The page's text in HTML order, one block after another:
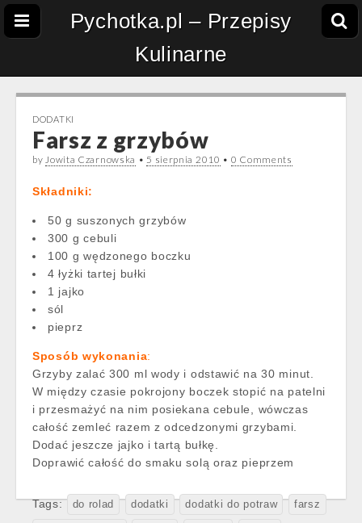
Pychotka.pl – Przepisy
Kulinarne
DODATKI
Farsz z grzybów
byJowita Czarnowska • 5 sierpnia 2010 • 0 Comments
Składniki:
50 g suszonych grzybów
300 g cebuli
100 g wędzonego boczku
4 łyżki tartej bułki
1 jajko
sól
pieprz
Sposób wykonania:
Grzyby zalać 300 ml wody i odstawić na 30 minut.
W między czasie pokrojony boczek stopić na patelni
i przesmażyć na nim posiekana cebule, wówczas
całość zemleć razem z odcedzonymi grzybami.
Dodać jeszcze jajko i tartą bułkę.
Doprawić całość do smaku solą oraz pieprzem
Tags: do rolad dodatki dodatki do potraw farsz